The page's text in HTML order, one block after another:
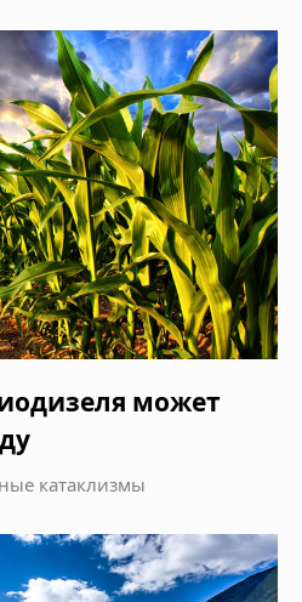
может
катаклизмы